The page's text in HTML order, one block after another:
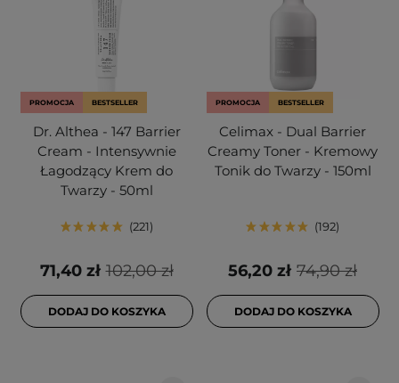
PROMOCJA BESTSELLER
Dr. Althea - 147 Barrier
Cream - Intensywnie
Łagodzący Krem do
Twarzy - 50ml
221
102,00 zł
71,40 zł
DODAJ DO KOSZYKA
PROMOCJA BESTSELLER
Celimax - Dual Barrier
Creamy Toner - Kremowy
Tonik do Twarzy - 150ml
192
74,90 zł
56,20 zł
DODAJ DO KOSZYKA